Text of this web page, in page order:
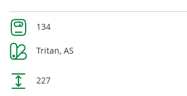
Weitere
Informationen
134
Tritan, AS
227